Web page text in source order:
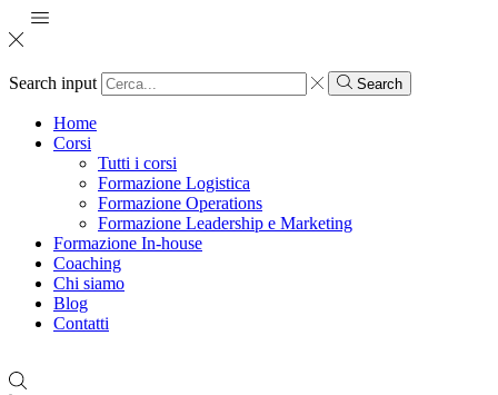
Search input Search
Home
Corsi
Tutti i corsi
Formazione Logistica
Formazione Operations
Formazione Leadership e Marketing
Formazione In-house
Coaching
Chi siamo
Blog
Contatti